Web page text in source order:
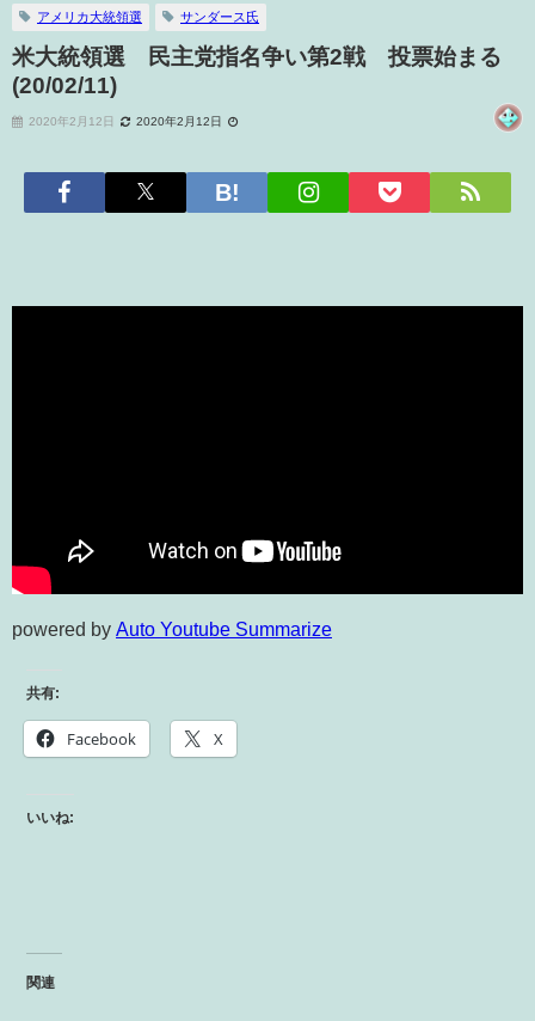
アメリカ大統領選 サンダース氏
米大統領選 民主党指名争い第2戦 投票始まる
(20/02/11)
2020年2月12日 2020年2月12日
powered by Auto Youtube Summarize
共有:
Facebook X
いいね:
関連